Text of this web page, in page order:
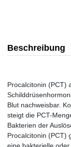
Beschreibung
Procalcitonin (PCT)
Blut nachweisbar.
steigt die PCT-
Bakterien der
Procalcitonin (PCT)